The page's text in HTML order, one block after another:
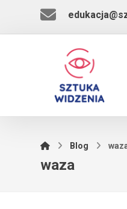
Blog
waza